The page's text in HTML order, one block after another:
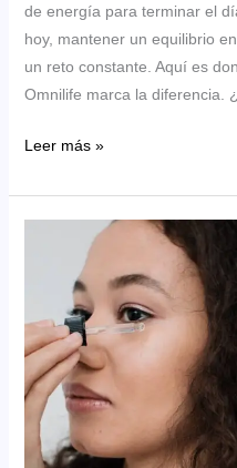
de energía para terminar el
hoy, mantener un equilibrio
un reto constante. Aquí es
Omnilife marca la diferencia.
Descubre
Poder
Nutrición
Inteligente
con
Omnilife
Leer más »